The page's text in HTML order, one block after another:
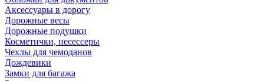
Аксессуары в дорогу
Дорожные весы
Дорожные подушки
Косметички, несессеры
Чехлы для чемоданов
Дождевики
Замки для багажа